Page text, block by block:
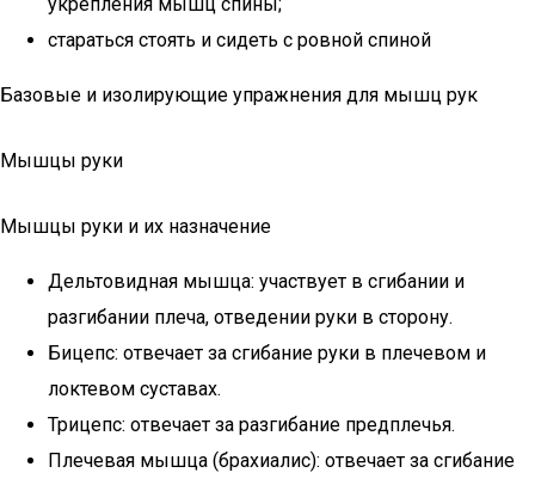
стараться стоять и сидеть с ровной спиной
Базовые и изолирующие упражнения для мышц рук
Мышцы руки
Мышцы руки и их назначение
Дельтовидная мышца: участвует в сгибании и
разгибании плеча, отведении руки в сторону.
Бицепс: отвечает за сгибание руки в плечевом и
локтевом суставах.
Трицепс: отвечает за разгибание предплечья.
Плечевая мышца (брахиалис): отвечает за сгибание